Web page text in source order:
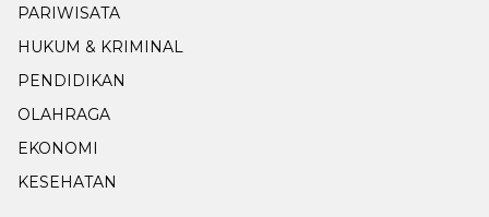
PARIWISATA
HUKUM & KRIMINAL
PENDIDIKAN
OLAHRAGA
EKONOMI
KESEHATAN